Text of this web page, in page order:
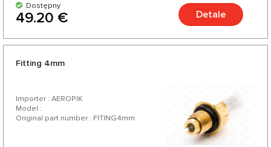
Dostępny
49.20 € Detale
Fitting 4mm
Importer : AEROPIK
Model :
Original part number : FITING4mm